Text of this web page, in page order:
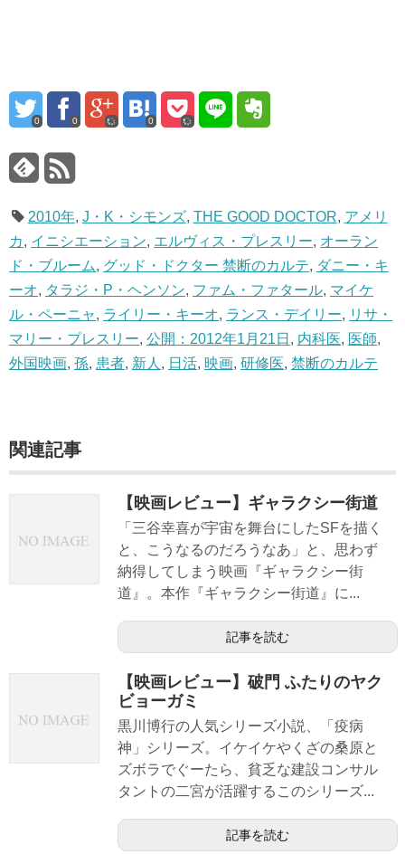
0 0 0
2010年, J・K・シモンズ, THE GOOD DOCTOR, アメリ
カ, イニシエーション, エルヴィス・プレスリー, オーラン
ド・ブルーム, グッド・ドクター 禁断のカルテ, ダニー・キ
ーオ, タラジ・P・ヘンソン, ファム・ファタール, マイケ
ル・ペーニャ, ライリー・キーオ, ランス・デイリー, リサ・
マリー・プレスリー, 公開：2012年1月21日 , 内科医, 医師,
外国映画, 孫, 患者, 新人 , 日活, 映画, 研修医, 禁断のカルテ
関連記事
【映画レビュー】ギャラクシー街道
「三谷幸喜が宇宙を舞台にしたSFを描く
と、こうなるのだろうなあ」と、思わず
納得してしまう映画『ギャラクシー街
道』。本作『ギャラクシー街道』に...
記事を読む
【映画レビュー】破門 ふたりのヤク
ビョーガミ
黒川博行の人気シリーズ小説、「疫病
神」シリーズ。イケイケやくざの桑原と
ズボラでぐーたら、貧乏な建設コンサル
タントの二宮が活躍するこのシリーズ...
記事を読む